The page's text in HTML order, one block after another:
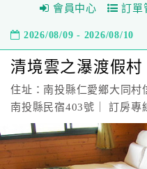
會員中心 訂單
2026/08/09 - 2026/08/10
清境雲之瀑渡假村
住址：南投縣仁愛鄉大同村
南投縣民宿403號｜ 訂房專